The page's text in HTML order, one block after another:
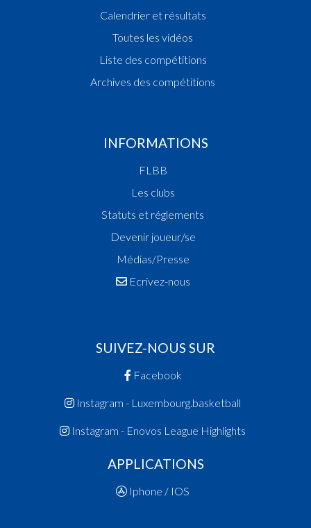
Calendrier et résultats
Toutes les vidéos
Liste des compétitions
Archives des compétitions
INFORMATIONS
FLBB
Les clubs
Statuts et réglements
Devenir joueur/se
Médias/Presse
Ecrivez-nous
SUIVEZ-NOUS SUR
Facebook
Instagram - Luxembourg.basketball
Instagram - Enovos League Highlights
APPLICATIONS
Iphone / IOS